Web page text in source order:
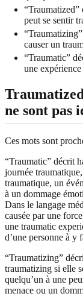
“Traumatized”
peut se sentir
causer un
“Traumatic”
une
ne sont pas
Ces mots sont
“Traumatic” décrit
journée
traumatique, un
à un dommage
Dans le langage
causée par une
une traumatic
d’une personne à y
“Traumatizing”
traumatizing si elle
quelqu’un à une
menace ou un